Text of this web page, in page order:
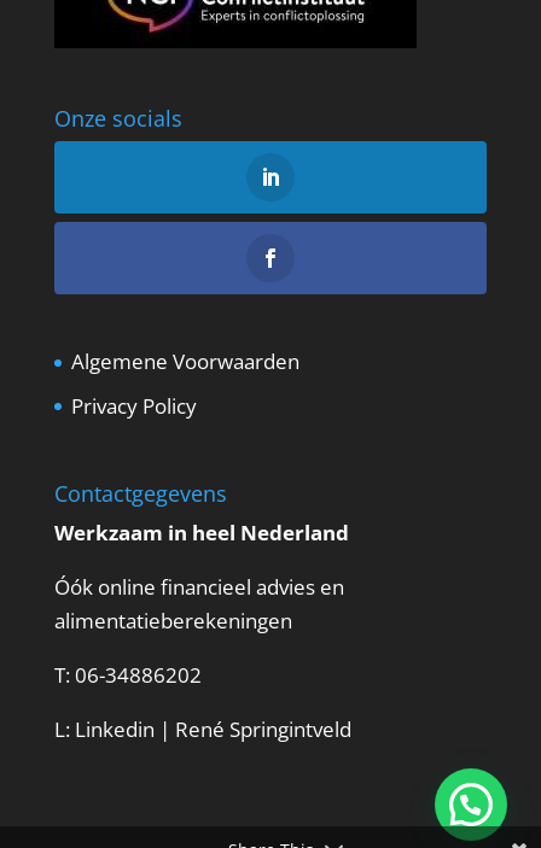
Onze socials
Algemene Voorwaarden
Privacy Policy
Contactgegevens
Werkzaam in heel Nederland
Óók online financieel advies en
alimentatieberekeningen
T:06-34886202
L: Linkedin | René Springintveld